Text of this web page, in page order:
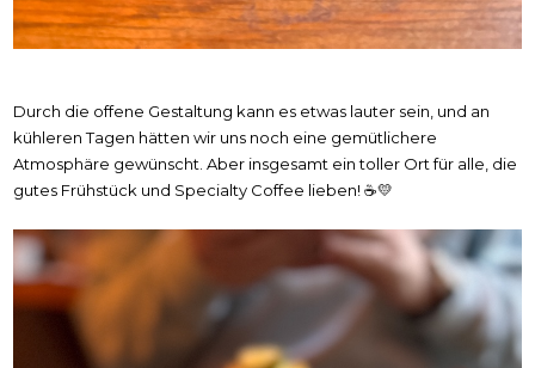
Durch die offene Gestaltung kann es etwas lauter sein, und an
kühleren Tagen hätten wir uns noch eine gemütlichere
Atmosphäre gewünscht. Aber insgesamt ein toller Ort für alle, die
gutes Frühstück und Specialty Coffee lieben! ☕💛